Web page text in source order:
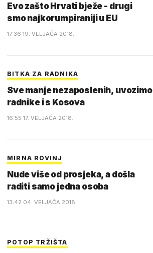
Evo zašto Hrvati bježe - drugi
smo najkorumpiraniji u EU
17:36 19. VELJAČA 2018.
BITKA ZA RADNIKA
Sve manje nezaposlenih, uvozimo
radnike i s Kosova
16:55 17. VELJAČA 2018.
MIRNA ROVINJ
Nude više od prosjeka, a došla
raditi samo jedna osoba
13:42 04. VELJAČA 2018.
POTOP TRŽIŠTA